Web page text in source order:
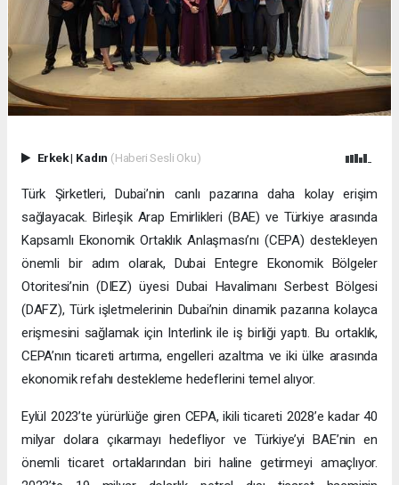
Erkek| Kadın (Haberi Sesli Oku)
Türk Şirketleri, Dubai’nin canlı pazarına daha kolay erişim
sağlayacak. Birleşik Arap Emirlikleri (BAE) ve Türkiye arasında
Kapsamlı Ekonomik Ortaklık Anlaşması’nı (CEPA) destekleyen
önemli bir adım olarak, Dubai Entegre Ekonomik Bölgeler
Otoritesi’nin (DIEZ) üyesi Dubai Havalimanı Serbest Bölgesi
(DAFZ), Türk işletmelerinin Dubai’nin dinamik pazarına kolayca
erişmesini sağlamak için Interlink ile iş birliği yaptı. Bu ortaklık,
CEPA’nın ticareti artırma, engelleri azaltma ve iki ülke arasında
ekonomik refahı destekleme hedeflerini temel alıyor.
Eylül 2023’te yürürlüğe giren CEPA, ikili ticareti 2028’e kadar 40
milyar dolara çıkarmayı hedefliyor ve Türkiye’yi BAE’nin en
önemli ticaret ortaklarından biri haline getirmeyi amaçlıyor.